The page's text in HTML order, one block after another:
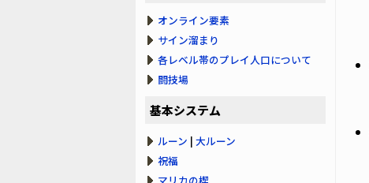
オンライン要素
サイン溜まり
各レベル帯のプレイ人口について
闘技場
基本システム
ルーン | 大ルーン
祝福